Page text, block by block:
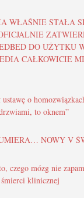
WŁAŚNIE STAŁA
DO UŻYTKU
CAŁKOWICIE
ustawę o
to oknem”
NOWY V
czego mózg nie
klinicznej